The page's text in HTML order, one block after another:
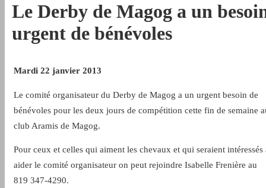
Le Derby de Magog a un
urgent de bénévoles
Mardi 22 janvier 2013
Le comité organisateur du Derby de Magog a un urgent besoin de
bénévoles pour les deux jours de compétition cette fin de semaine
club Aramis de Magog.
Pour ceux et celles qui aiment les chevaux et qui seraient intéressés
aider le comité organisateur on peut rejoindre Isabelle Frenière au
819 347-4290.